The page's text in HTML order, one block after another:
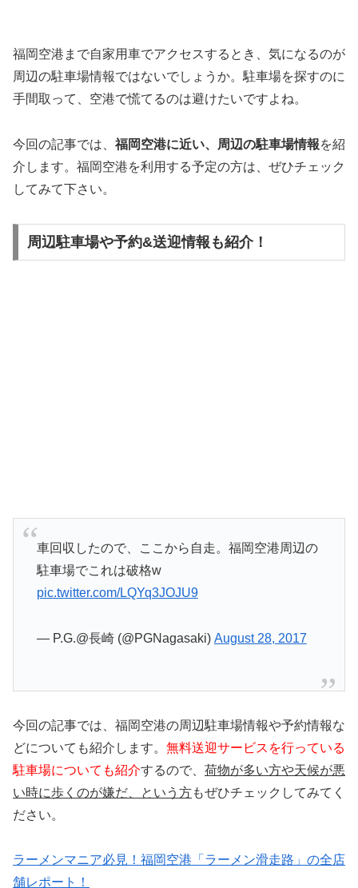
福岡空港まで自家用車でアクセスするとき、気になるのが
周辺の駐車場情報ではないでしょうか。駐車場を探すのに
手間取って、空港で慌てるのは避けたいですよね。
今回の記事では、 福岡空港に近い、周辺の駐車場情報を紹
介します。福岡空港を利用する予定の方は、ぜひチェック
してみて下さい。
周辺駐車場や予約&送迎情報も紹介！
車回収したので、ここから自走。福岡空港周辺の
駐車場でこれは破格w
pic.twitter.com/LQYq3JOJU9
— P.G.@長崎 (@PGNagasaki) August 28, 2017
今回の記事では、福岡空港の周辺駐車場情報や予約情報な
どについても紹介します。 無料送迎サービスを行っている
駐車場についても紹介するので、 荷物が多い方や天候が悪
い時に歩くのが嫌だ、という方もぜひチェックしてみてく
ださい。
ラーメンマニア必見！福岡空港「ラーメン滑走路」の全店
舗レポート！